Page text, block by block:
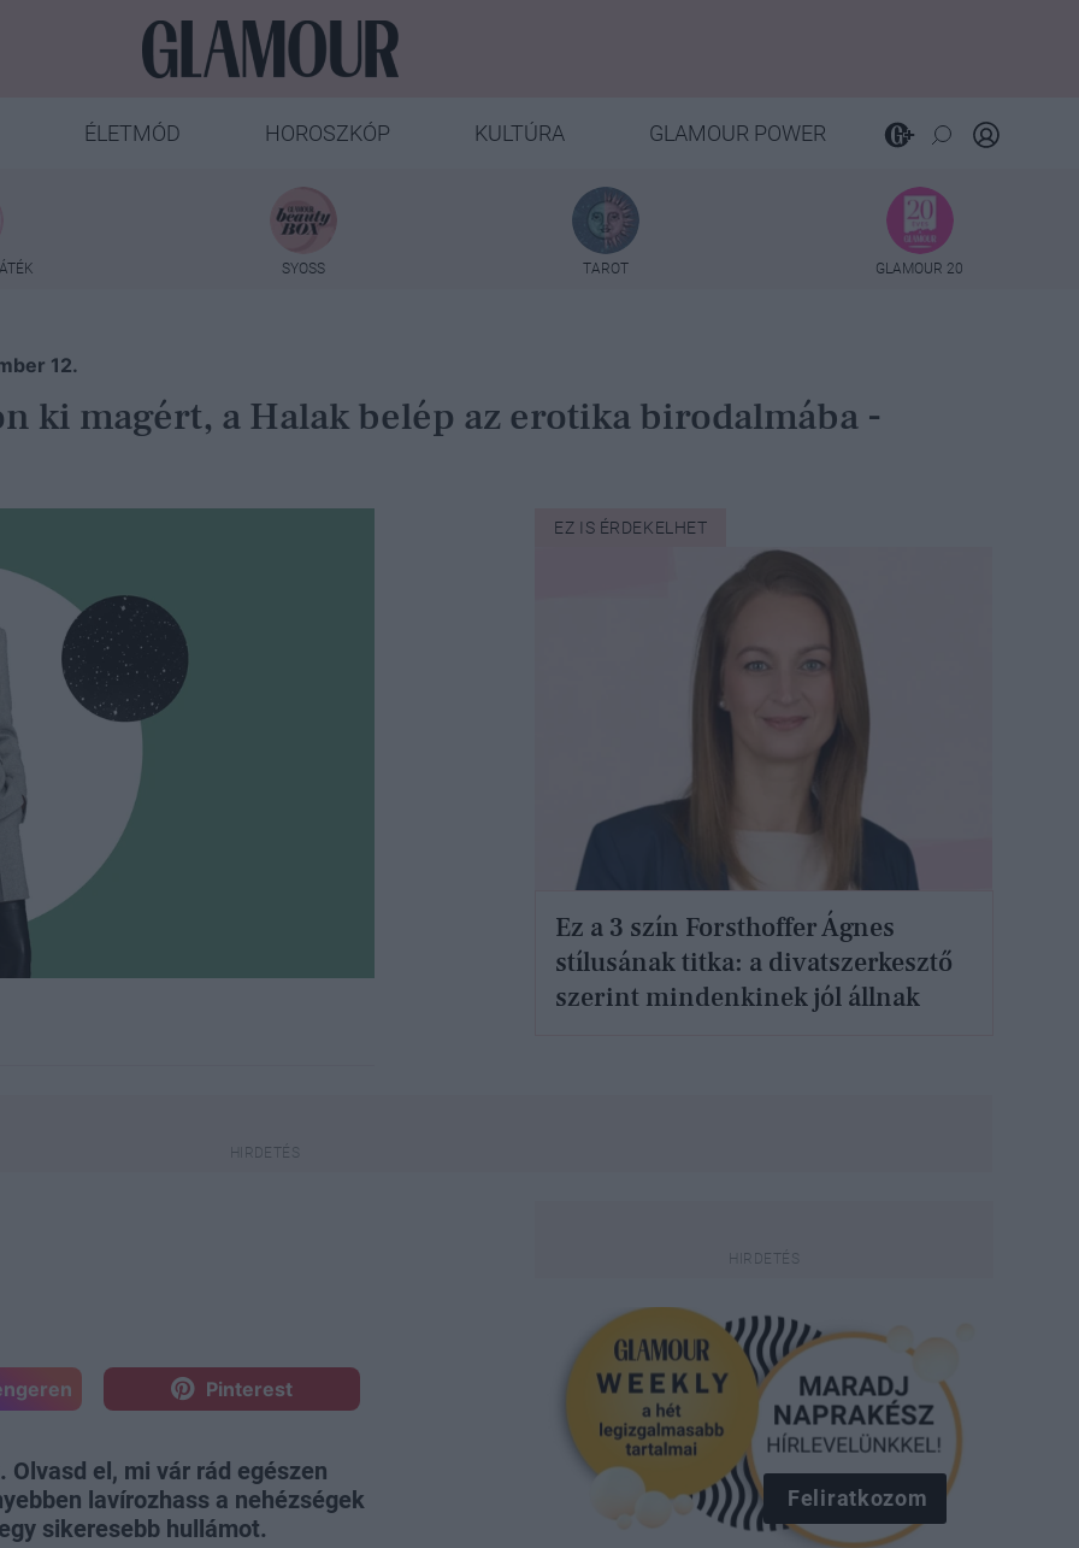
ÉLETMÓD HOROSZKÓP KULTÚRA GLAMOUR POWER
SYOSS TAROT GLAMOUR 20
12.
ki magért, a Halak belép az erotika birodalmába -
EZ IS ÉRDEKELHET
Ez a 3 szín Forsthoffer Ágnes
stílusának titka: a divatszerkesztő
szerint mindenkinek jól állnak
Pinterest
el, mi vár rád egészen
lavírozhass a nehézségek
sikeresebb hullámot.
Feliratkozom